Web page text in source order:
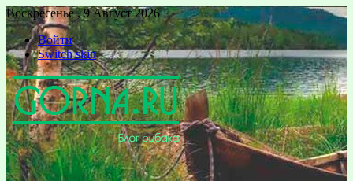
Воскресенье , 9 Август 2026
Войти
Switch skin